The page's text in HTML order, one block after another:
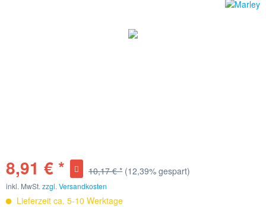
8,91 € * 10,17 € * (12,39% gespart)
inkl. MwSt. zzgl. Versandkosten
Lieferzeit ca. 5-10 Werktage